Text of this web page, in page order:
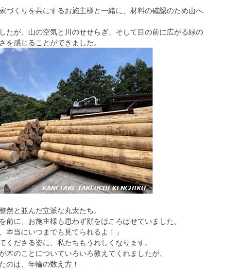
づくりを共にするお施主様と一緒に、材料の確認のため山へ
たが、山の空気と川のせせらぎ、そして目の前に広がる緑の
を感じることができました。
然と並んだ立派な丸太たち。
前に、お施主様も思わず顔をほころばせていました。
本当にいつまでも見てられるよ！」
くださる姿に、私たちもうれしくなります。
木のことについていろいろ教えてくれましたが、
のは、年輪の数え方！